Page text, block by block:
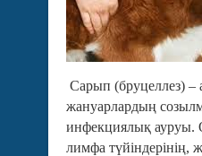
Сарып (бруцеллез) –
жануарлардың
инфекциялық ауруы.
лимфа түйіндерінің,